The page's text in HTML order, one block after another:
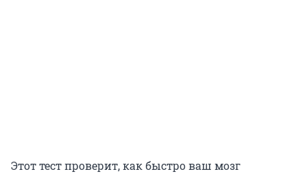
Этот тест проверит, как быстро ваш мозг